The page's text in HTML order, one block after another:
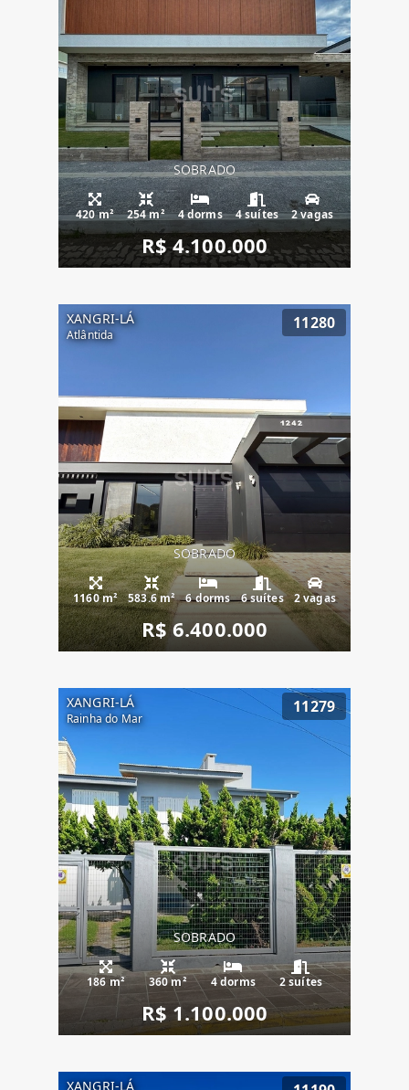
SOBRADO
420 m² 254 m² 4 dorms 4 suítes 2 vagas
R$ 4.100.000
XANGRI-LÁ
Atlântida
11280
SOBRADO
1160 m² 583.6 m² 6 dorms 6 suítes 2 vagas
R$ 6.400.000
XANGRI-LÁ
Rainha do Mar
11279
SOBRADO
186 m² 360 m² 4 dorms 2 suítes
R$ 1.100.000
XANGRI-LÁ